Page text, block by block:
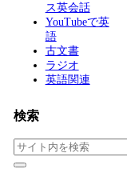
ス英会話
YouTubeで英
語
古文書
ラジオ
英語関連
検索